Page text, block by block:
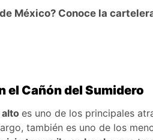
México? Conoce la
el Cañón del Sumidero
es uno de los principales
también es uno de los